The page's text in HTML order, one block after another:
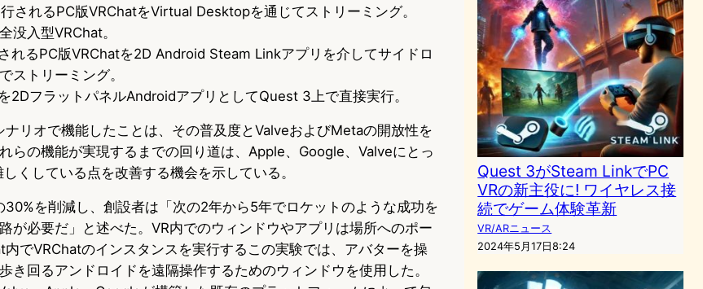
されるPC版VRChatをVirtual Desktopを通じてストリーミング。
没入型VRChat。
れるPC版VRChatを2D Android Steam Linkアプリを介してサイドロ
ストリーミング。
2DフラットパネルAndroidアプリとしてQuest 3上で直接実行。
リオで機能したことは、その普及度とValveおよびMetaの開放性を
らの機能が実現するまでの回り道は、Apple、Google、Valveにとっ
くしている点を改善する機会を示している。
を削減し、創設者は「次の2年から5年でロケットのような成功を
が必要だ」と述べた。VR内でのウィンドウやアプリは場所へのポー
内でVRChatのインスタンスを実行するこの実験では、アバターを操
き回るアンドロイドを遠隔操作するためのウィンドウを使用した。
Quest 3がSteam LinkでPC
VRの新主役に! ワイヤレス接
続でゲーム体験革新
VR/ARニュース
2024年5月17日8:24